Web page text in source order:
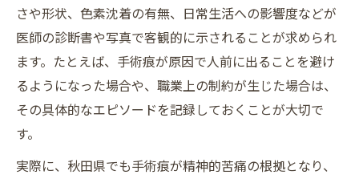
さや形状、色素沈着の有無、日常生活への影響度などが
医師の診断書や写真で客観的に示されることが求められ
ます。たとえば、手術痕が原因で人前に出ることを避け
るようになった場合や、職業上の制約が生じた場合は、
その具体的なエピソードを記録しておくことが大切で
す。
実際に、秋田県でも手術痕が精神的苦痛の根拠となり、